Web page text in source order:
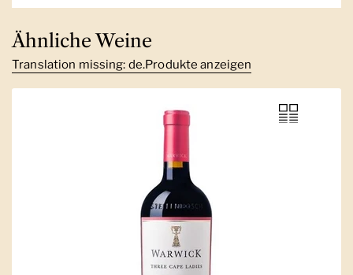
Ähnliche Weine
Translation missing: de.Produkte anzeigen